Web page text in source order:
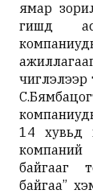
ямар
гишүүд
чиглэлээр
14 хувьд
байгааг
байгаа”